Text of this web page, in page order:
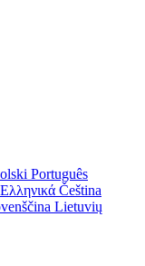
Português
Ελληνικά Čeština
Lietuvių